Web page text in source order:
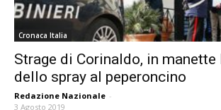
Cronaca Italia
Strage di Corinaldo, in manette
dello spray al peperoncino
Redazione Nazionale -
3 Agosto 2019